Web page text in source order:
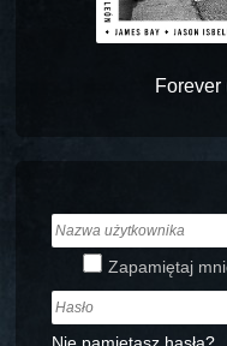
Zapamiętaj
Nie pamiętasz hasła?